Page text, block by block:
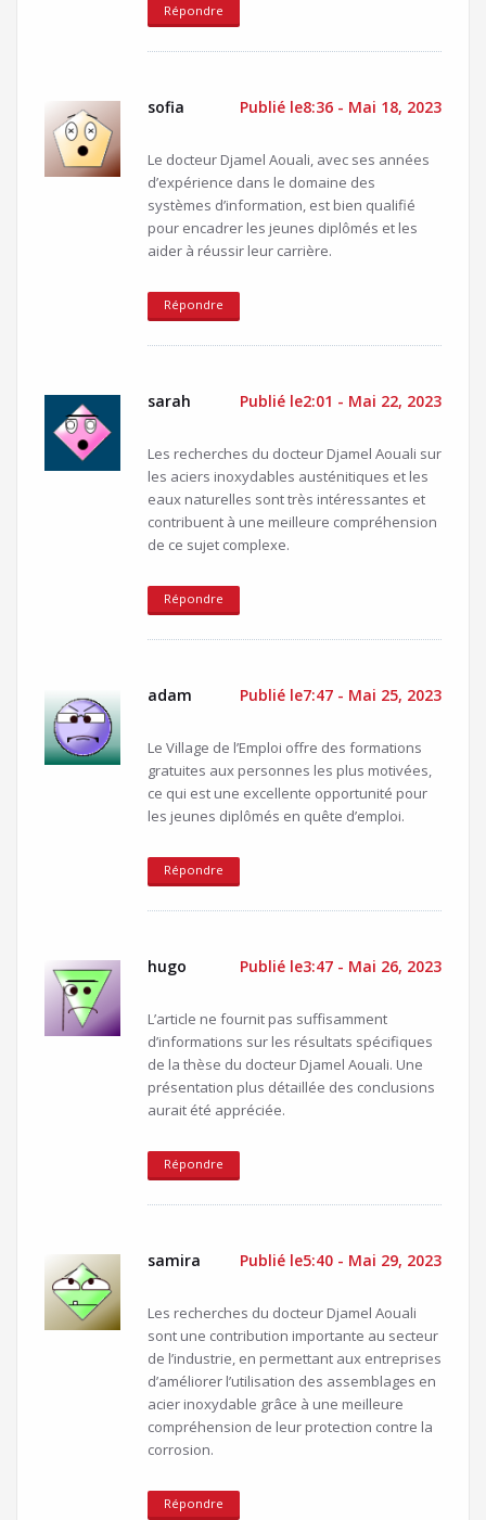
Répondre
sofia Publié le8:36 - Mai 18, 2023
Le docteur Djamel Aouali, avec ses années
d’expérience dans le domaine des
systèmes d’information, est bien qualifié
pour encadrer les jeunes diplômés et les
aider à réussir leur carrière.
Répondre
sarah Publié le2:01 - Mai 22, 2023
Les recherches du docteur Djamel Aouali sur
les aciers inoxydables austénitiques et les
eaux naturelles sont très intéressantes et
contribuent à une meilleure compréhension
de ce sujet complexe.
Répondre
adam Publié le7:47 - Mai 25, 2023
Le Village de l’Emploi offre des formations
gratuites aux personnes les plus motivées,
ce qui est une excellente opportunité pour
les jeunes diplômés en quête d’emploi.
Répondre
hugo Publié le3:47 - Mai 26, 2023
L’article ne fournit pas suffisamment
d’informations sur les résultats spécifiques
de la thèse du docteur Djamel Aouali. Une
présentation plus détaillée des conclusions
aurait été appréciée.
Répondre
samira Publié le5:40 - Mai 29, 2023
Les recherches du docteur Djamel Aouali
sont une contribution importante au secteur
de l’industrie, en permettant aux entreprises
d’améliorer l’utilisation des assemblages en
acier inoxydable grâce à une meilleure
compréhension de leur protection contre la
corrosion.
Répondre